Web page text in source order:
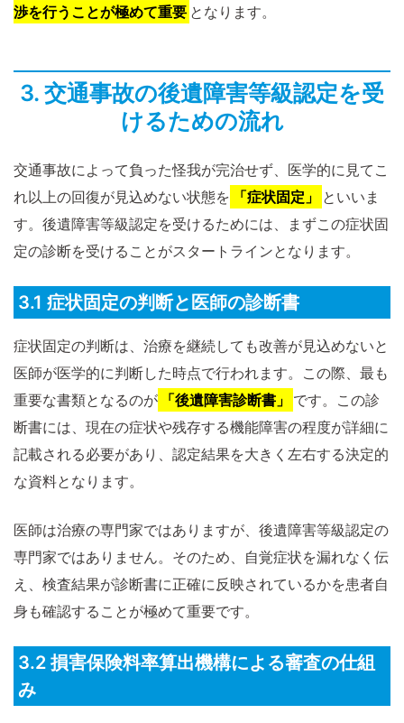
渉を行うことが極めて重要 となります。
3. 交通事故の後遺障害等級認定を受
けるための流れ
交通事故によって負った怪我が完治せず、医学的に見てこ
れ以上の回復が見込めない状態を
「症状固定」
といいま
す。後遺障害等級認定を受けるためには、まずこの症状固
定の診断を受けることがスタートラインとなります。
3.1 症状固定の判断と医師の診断書
症状固定の判断は、治療を継続しても改善が見込めないと
医師が医学的に判断した時点で行われます。この際、最も
重要な書類となるのが 「後遺障害診断書」 です。この診
断書には、現在の症状や残存する機能障害の程度が詳細に
記載される必要があり、認定結果を大きく左右する決定的
な資料となります。
医師は治療の専門家ではありますが、後遺障害等級認定の
専門家ではありません。そのため、自覚症状を漏れなく伝
え、検査結果が診断書に正確に反映されているかを患者自
身も確認することが極めて重要です。
3.2 損害保険料率算出機構による審査の仕組
み